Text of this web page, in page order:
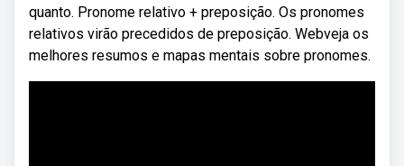
quanto. Pronome relativo + preposição. Os pronomes
relativos virão precedidos de preposição. Webveja os
melhores resumos e mapas mentais sobre pronomes.